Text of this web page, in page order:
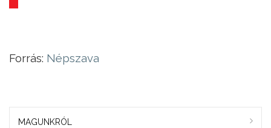
Forrás: Népszava
MAGUNKRÓL